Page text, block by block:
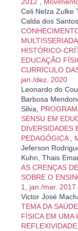
Celi Nelza Zulke
Calda dos
HISTÓRICO-
EDUCAÇÃO
CURRÍCULO
jan./dez. 2020
Leonardo do
Barbosa
Silva,
SENSU EM
DIVERSIDADES
PEDAGÓGICA
Jeferson
Kuhn, Thais
AS CRENÇAS
SOBRE O
1, jan./mar. 2017
Victor José
TEMA DA
FÍSICA EM UMA